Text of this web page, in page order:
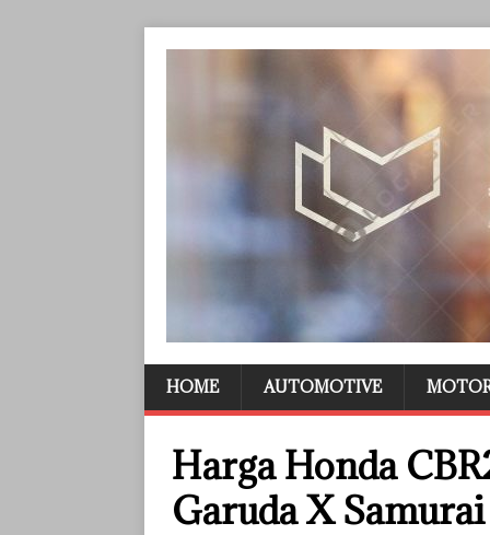
HOME AUTOMOTIVE
Harga Honda
Garuda X Samurai